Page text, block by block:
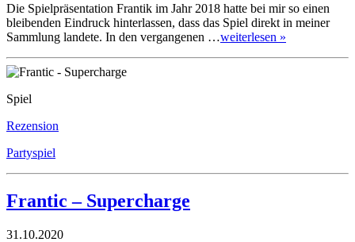
Die Spielpräsentation Frantik im Jahr 2018 hatte bei mir so einen
bleibenden Eindruck hinterlassen, dass das Spiel direkt in meiner
Sammlung landete. In den vergangenen …weiterlesen »
Spiel
Rezension
Partyspiel
Frantic – Supercharge
31.10.2020